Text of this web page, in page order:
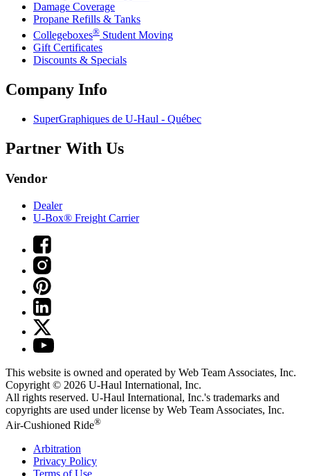
Damage Coverage
Propane Refills & Tanks
Collegeboxes® Student Moving
Gift Certificates
Discounts & Specials
Company Info
SuperGraphiques de U-Haul - Québec
Partner With Us
Vendor
Dealer
U-Box® Freight Carrier
This website is owned and operated by Web Team Associates, Inc.
Copyright © 2026 U-Haul International, Inc.
All rights reserved. U-Haul International, Inc.'s trademarks and
copyrights are used under license by Web Team Associates, Inc.
Air-Cushioned Ride®
Arbitration
Privacy Policy